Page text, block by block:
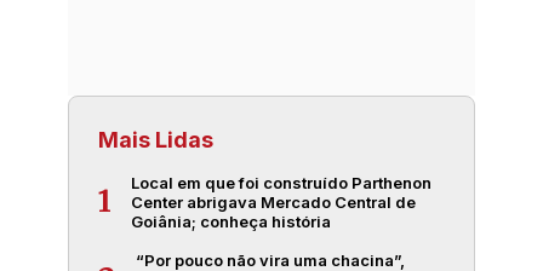
Mais Lidas
1
Local em que foi construído Parthenon
Center abrigava Mercado Central de
Goiânia; conheça história
“Por pouco não vira uma chacina”,